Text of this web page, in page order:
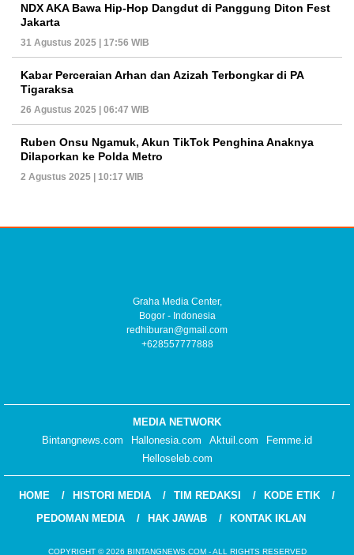
NDX AKA Bawa Hip-Hop Dangdut di Panggung Diton Fest
Jakarta
31 Agustus 2025 | 17:56 WIB
Kabar Perceraian Arhan dan Azizah Terbongkar di PA
Tigaraksa
26 Agustus 2025 | 06:47 WIB
Ruben Onsu Ngamuk, Akun TikTok Penghina Anaknya
Dilaporkan ke Polda Metro
2 Agustus 2025 | 10:17 WIB
Graha Media Center,
Bogor - Indonesia
redhiburan@gmail.com
+628557777888
MEDIA NETWORK
Bintangnews.com
Hallonesia.com Aktuil.com
Femme.id
Helloseleb.com
HOME HISTORI MEDIA TIM REDAKSI
KODE ETIK
PEDOMAN MEDIA
HAK JAWAB KONTAK IKLAN
COPYRIGHT © 2026 BINTANGNEWS.COM - ALL RIGHTS RESERVED